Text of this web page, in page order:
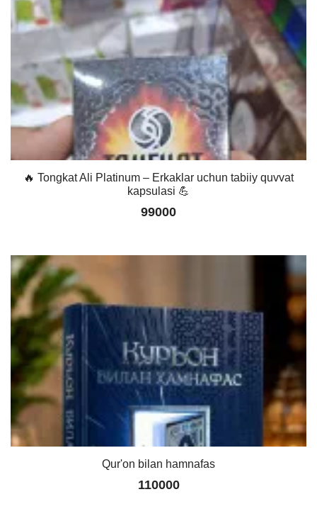
🔥 Tongkat Ali Platinum – Erkaklar uchun tabiiy quvvat
kapsulasi 💪
99000
Qur'on bilan hamnafas
110000